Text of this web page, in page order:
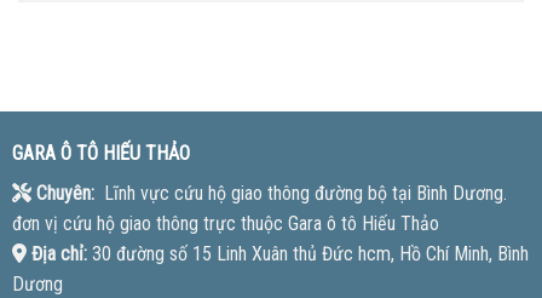
GARA Ô TÔ HIẾU THẢO
Chuyên:Lĩnh vực cứu hộ giao thông đường bộ tại Bình Dương.
đơn vị cứu hộ giao thông trực thuộc Gara ô tô Hiếu Thảo
Địa chỉ:30 đường số 15 Linh Xuân thủ Đức hcm, Hồ Chí Minh, Bình
Dương